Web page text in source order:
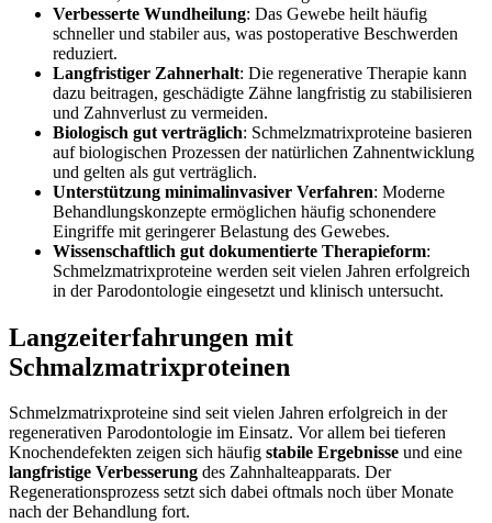
Verbesserte Wundheilung: Das Gewebe heilt häufig
schneller und stabiler aus, was postoperative Beschwerden
reduziert.
Langfristiger Zahnerhalt: Die regenerative Therapie kann
dazu beitragen, geschädigte Zähne langfristig zu stabilisieren
und Zahnverlust zu vermeiden.
Biologisch gut verträglich: Schmelzmatrixproteine basieren
auf biologischen Prozessen der natürlichen Zahnentwicklung
und gelten als gut verträglich.
Unterstützung minimalinvasiver Verfahren: Moderne
Behandlungskonzepte ermöglichen häufig schonendere
Eingriffe mit geringerer Belastung des Gewebes.
Wissenschaftlich gut dokumentierte Therapieform:
Schmelzmatrixproteine werden seit vielen Jahren erfolgreich
in der Parodontologie eingesetzt und klinisch untersucht.
Langzeiterfahrungen mit
Schmalzmatrixproteinen
Schmelzmatrixproteine sind seit vielen Jahren erfolgreich in der
regenerativen Parodontologie im Einsatz. Vor allem bei tieferen
Knochendefekten zeigen sich häufig stabile Ergebnisse und eine
langfristige Verbesserung des Zahnhalteapparats. Der
Regenerationsprozess setzt sich dabei oftmals noch über Monate
nach der Behandlung fort.